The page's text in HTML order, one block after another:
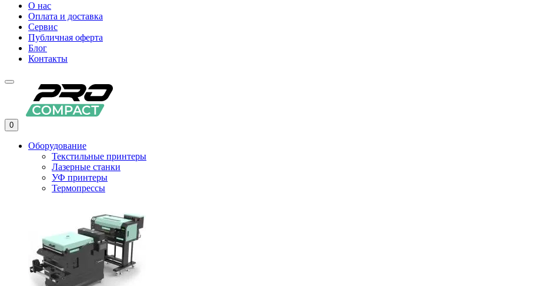
О нас
Оплата и доставка
Сервис
Публичная оферта
Блог
Контакты
0
Оборудование
Текстильные принтеры
Лазерные станки
УФ принтеры
Термопрессы